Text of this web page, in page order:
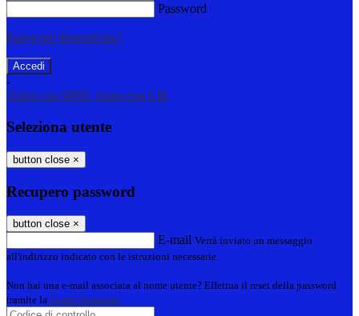
Password
Password dimenticata?
-
Entra con SPID Entra con CIE
Seleziona utente
button close ×
Recupero password
button close ×
E-mail Verrà inviato un messaggio
all'indirizzo indicato con le istruzioni necessarie.
Non hai una e-mail associata al nome utente? Effettua il reset della password
tramite la Login Spaggiari